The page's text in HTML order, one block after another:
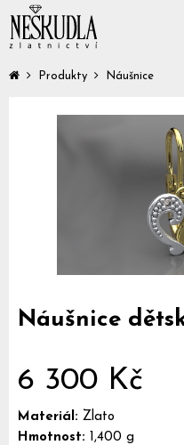
Produkty Náušnice
Náušnice
6 300 Kč
Materiál: Zlato
Hmotnost: 1,400 g